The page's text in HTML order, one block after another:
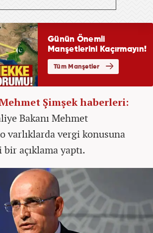
Şimşek haberleri:
Bakanı Mehmet
varlıklarda vergi konusuna
açıklama yaptı.